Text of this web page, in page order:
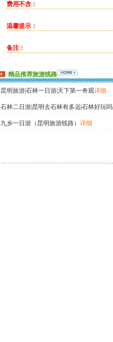
费用不含：
温馨提示：
备注：
精品推荐旅游线路
详细
昆明旅游|石林一日游|天下第一奇观
石林二日游|昆明去石林有多远|石林好玩吗|
详细
九乡一日游（昆明旅游线路）